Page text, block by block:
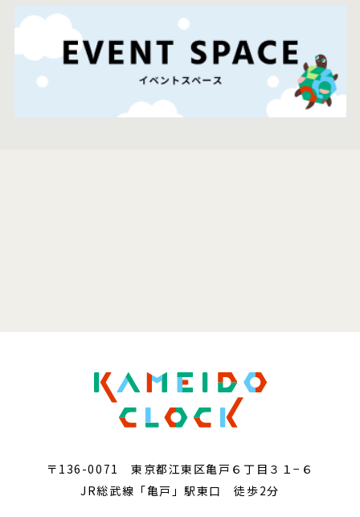
〒136-0071 東京都江東区亀戸６丁目３１−６
JR総武線「亀戸」駅東口 徒歩2分